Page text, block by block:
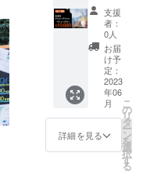
20時予
定 場
所：北
秋川自
然休暇
190-
0205 東
多摩郡
檜原村
す。 ※
いただ
いたご
支援金
は、リ
ターン
費用が
かから
ない
分、
サービ
り、旨
みのバ
ランス
が良
く、米
質が良
いため
粒張り
がよく
玄米に
光沢が
人限
定
1000円
off ●お
得なイ
ベント
チケッ
トをお
送りい
たしま
す。 当
日チ
支援
者：
0人
お届
け予
定：
2023
年06
月
詳細を見る
こ
の
リ
タ
ー
ン
を
選
択
す
る